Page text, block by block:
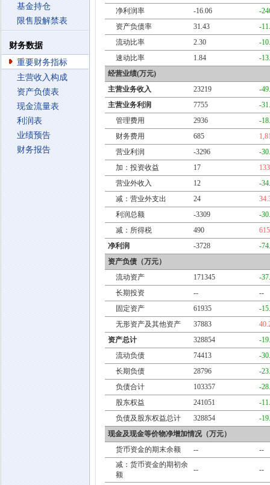
基金持仓
限售股解禁表
财务数据
重要财务指标
主营收入构成
资产负债表
现金流量表
利润表
业绩预告
财务报告
净利润率
-16.06
-
资产负债率
31.43
-
流动比率
2.30
-
速动比率
1.84
-
经营业绩(万元)
主营业务收入
23219
-
主营业务利润
7755
-
管理费用
2936
-
财务费用
685
营业利润
-3296
-
加：投资收益
17
营业外收入
12
-
减：营业外支出
24
利润总额
-3309
-
减：所得税
490
净利润
-3728
-
资产负债（万元）
流动资产
171345
-
长期投资
--
--
固定资产
61935
-
无形资产及其他资产
37883
资产总计
328854
-
流动负债
74413
-
长期负债
28796
-
负债合计
103357
-
股东权益
241051
-
负债及股东权益总计
328854
-
现金及现金等价物净增加情况（万元）
货币资金的期末余额
--
--
减：货币资金的期初余
额
-- --